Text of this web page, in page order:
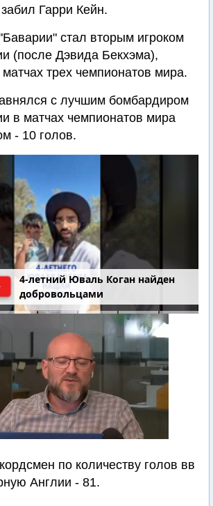
Гарри Кейн.
стал вторым игроком
(после Дэвида Бекхэма),
трех чемпионатов мира.
с лучшим бомбардиром
в матчах чемпионатов мира
- 10 голов.
4-летний Юваль Коган найден
добровольцами
по количеству голов вв
Англии - 81.